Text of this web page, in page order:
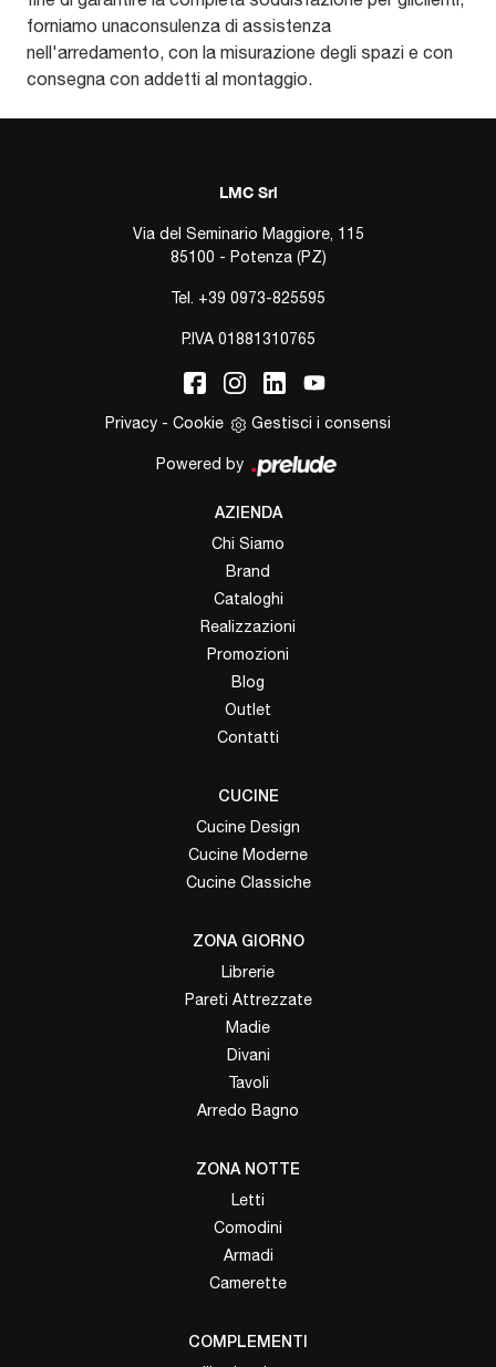
forniamo unaconsulenza di assistenza
nell'arredamento, con la misurazione degli spazi e con
consegna con addetti al montaggio.
LMC Srl
Via del Seminario Maggiore, 115
85100 - Potenza (PZ)
Tel. +39 0973-825595
P.IVA 01881310765
Privacy - Cookie Gestisci i consensi
Powered by
AZIENDA
Chi Siamo
Brand
Cataloghi
Realizzazioni
Promozioni
Blog
Outlet
Contatti
CUCINE
Cucine Design
Cucine Moderne
Cucine Classiche
ZONA GIORNO
Librerie
Pareti Attrezzate
Madie
Divani
Tavoli
Arredo Bagno
ZONA NOTTE
Letti
Comodini
Armadi
Camerette
COMPLEMENTI